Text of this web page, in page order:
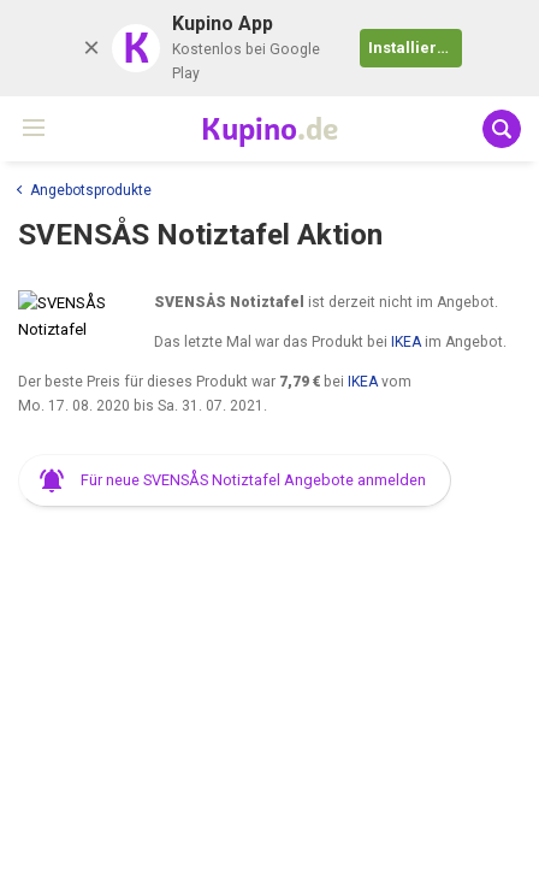
K Kupino App
Kostenlos bei Google
Play
Installieren
Kupino.de
Angebotsprodukte
SVENSÅS Notiztafel Aktion
SVENSÅS Notiztafel ist derzeit nicht im Angebot.
Das letzte Mal war das Produkt bei IKEAim Angebot.
Der beste Preis für dieses Produkt war 7,79 € bei IKEA vom
Mo. 17. 08. 2020 bis Sa. 31. 07. 2021
Für neue SVENSÅS Notiztafel Angebote anmelden